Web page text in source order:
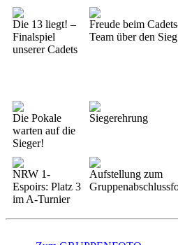
Die 13 liegt! –
Finalspiel
unserer Cadets
Freude beim
Team über den Sieg
Die Pokale
warten auf die
Sieger!
Siegerehrung
NRW 1-
Espoirs: Platz 3
im A-Turnier
Aufstellung zum